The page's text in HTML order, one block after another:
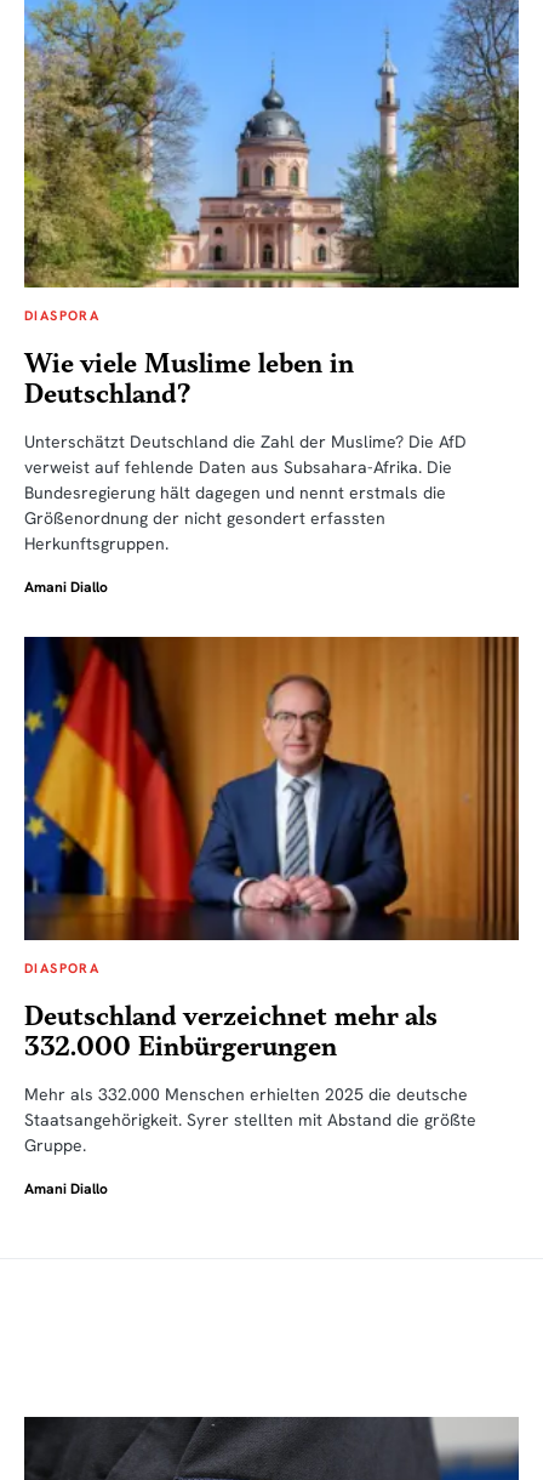
DIASPORA
Wie viele Muslime leben in
Deutschland?
Unterschätzt Deutschland die Zahl der Muslime? Die AfD
verweist auf fehlende Daten aus Subsahara-Afrika. Die
Bundesregierung hält dagegen und nennt erstmals die
Größenordnung der nicht gesondert erfassten
Herkunftsgruppen.
Amani Diallo
DIASPORA
Deutschland verzeichnet mehr als
332.000 Einbürgerungen
Mehr als 332.000 Menschen erhielten 2025 die deutsche
Staatsangehörigkeit. Syrer stellten mit Abstand die größte
Gruppe.
Amani Diallo